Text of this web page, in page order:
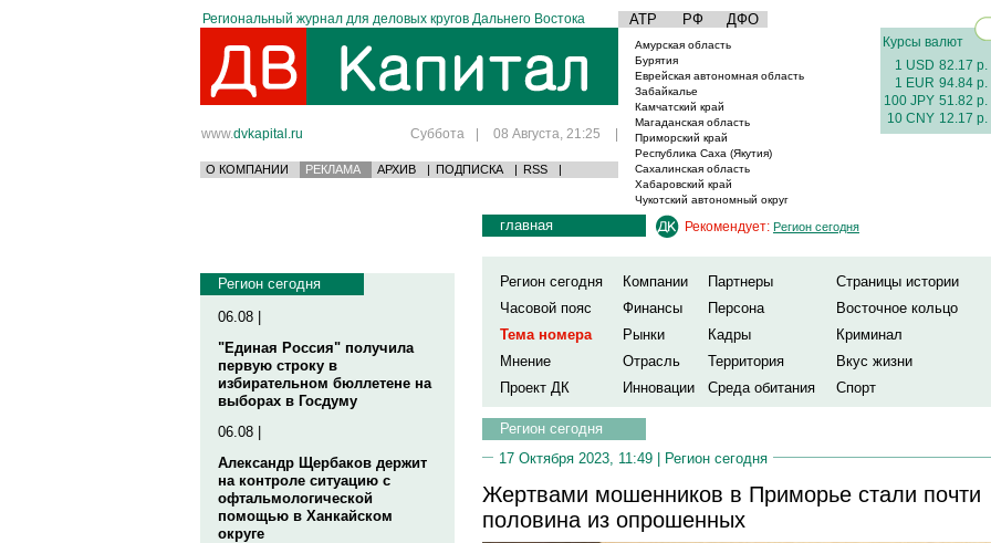
Региональный журнал для деловых кругов Дальнего Востока АТР РФ ДФО
www.dvkapital.ru Суббота | 08 Августа, 21:25 |
О КОМПАНИИ РЕКЛАМА АРХИВ | ПОДПИСКА | RSS |
Амурская область
Бурятия
Еврейская автономная область
Забайкалье
Камчатский край
Магаданская область
Приморский край
Республика Саха (Якутия)
Сахалинская область
Хабаровский край
Чукотский автономный округ
Курсы валют
1 USD 82.17 р.
1 EUR 94.84 р.
100 JPY 51.82 р.
10 CNY 12.17 р.
Регион сегодня
06.08 |
"Единая Россия" получила
первую строку в
избирательном бюллетене на
выборах в Госдуму
06.08 |
Александр Щербаков держит
на контроле ситуацию с
офтальмологической
помощью в Ханкайском
округе
главная Рекомендует: Регион сегодня
Регион сегодня Компании Партнеры
Страницы истории
Часовой пояс
Финансы Персона
Восточное кольцо
Тема номера
Рынки Кадры
Криминал
Мнение
Отрасль Территория
Вкус жизни
Проект ДК
Инновации Среда обитания Спорт
Регион сегодня
17 Октября 2023, 11:49 | Регион сегодня
Жертвами мошенников в Приморье стали почти
половина из опрошенных